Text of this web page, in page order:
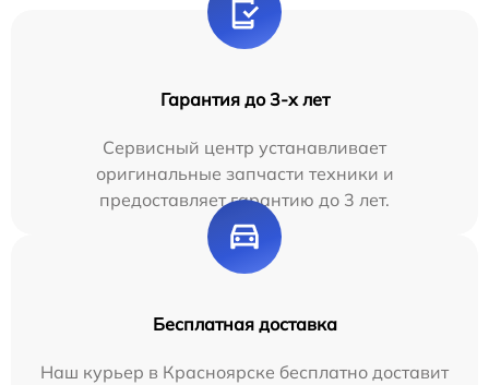
Гарантия до 3-х лет
Сервисный центр устанавливает
оригинальные запчасти техники и
предоставляет гарантию до 3 лет.
Бесплатная доставка
Наш курьер в Красноярске бесплатно доставит